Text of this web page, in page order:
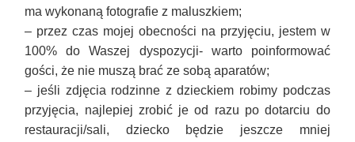
ma wykonaną fotografie z maluszkiem;
– przez czas mojej obecności na przyjęciu, jestem w
100% do Waszej dyspozycji- warto poinformować
gości, że nie muszą brać ze sobą aparatów;
– jeśli zdjęcia rodzinne z dzieckiem robimy podczas
przyjęcia, najlepiej zrobić je od razu po dotarciu do
restauracji/sali, dziecko będzie jeszcze mniej